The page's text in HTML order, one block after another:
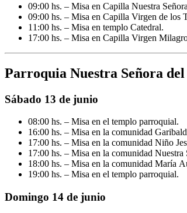
09:00 hs. – Misa en Capilla Nuestra
09:00 hs. – Misa en Capilla Virgen de los
11:00 hs. – Misa en templo Catedral.
17:00 hs. – Misa en Capilla Virgen
Parroquia Nuestra Señora
Sábado 13 de junio
08:00 hs. – Misa en el templo parroquial.
16:00 hs. – Misa en la comunidad
17:00 hs. – Misa en la comunidad Niño
17:00 hs. – Misa en la comunidad
18:00 hs. – Misa en la comunidad María
19:00 hs. – Misa en el templo parroquial.
Domingo 14 de junio